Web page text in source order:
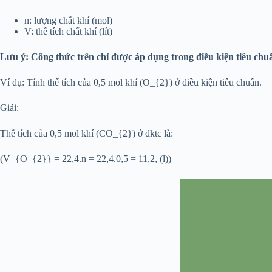
n: lượng chất khí (mol)
V: thể tích chất khí (lít)
Lưu ý: Công thức trên chỉ được áp dụng trong điều kiện tiêu
Ví dụ: Tính thể tích của 0,5 mol khí (O_{2}) ở điều kiện tiêu chuẩn.
Giải:
Thể tích của 0,5 mol khí (CO_{2}) ở đktc là:
(V_{O_{2}} = 22,4.n = 22,4.0,5 = 11,2, (l))